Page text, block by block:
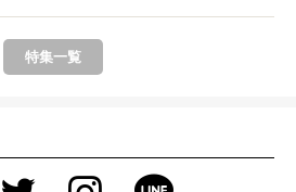
特集一覧